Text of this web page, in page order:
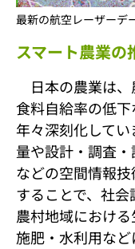
最新の航空レーザーデ
スマート農業の
日本の農業は
食料自給率の低
年々深刻化して
量や設計・調査
などの空間情報
することで、社
農村地域におけ
施肥・水利用など